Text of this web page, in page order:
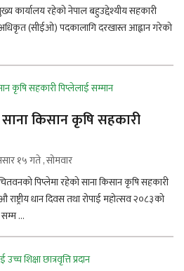
कार्यालय रहेको नेपाल बहुउद्देश्यीय सहकारी
(सीईओ) पदकालागि दरखास्त आह्वान गरेको
किसान कृषि सहकारी
१५ गते , सोमवार
पिप्लेमा रहेको साना किसान कृषि सहकारी
धान दिवस तथा रोपाई महोत्सव २०८३को
...